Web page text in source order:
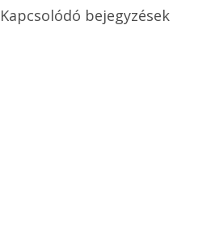
Kapcsolódó bejegyzések